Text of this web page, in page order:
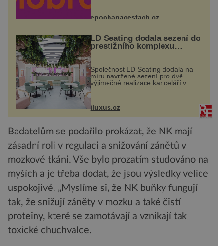
náměstí. Návštěvníci se mohou těšit
na víno, burčák, pes...
epochanacestach.cz
LD Seating dodala sezení do
prestižního komplexu
MediaCityUK v Salfordu
Společnost LD Seating dodala na
míru navržené sezení pro dvě
výjimečné realizace kanceláří v
areálu MediaCityUK v anglickém
Tower a Orange Tower. Komplex
budov Media...
iluxus.cz
Badatelům se podařilo prokázat, že NK mají
zásadní roli v regulaci a snižování zánětů v
mozkové tkáni. Vše bylo prozatím studováno na
myších a je třeba dodat, že jsou výsledky velice
uspokojivé. „Myslíme si, že NK buňky fungují
tak, že snižují záněty v mozku a také čistí
proteiny, které se zamotávají a vznikají tak
toxické chuchvalce.